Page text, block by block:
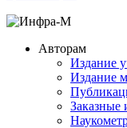
Авторам
Издание
Издание
Заказные